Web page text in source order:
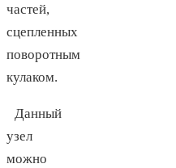
частей,
сцепленных
поворотным
кулаком.
Данный
узел
можно